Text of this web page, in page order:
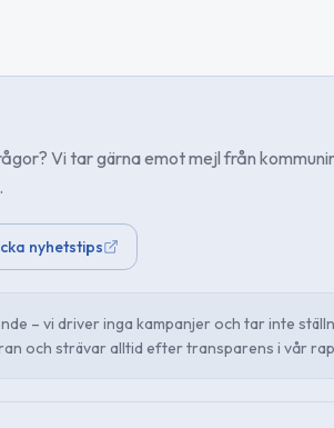
Vi tar gärna emot mejl från
nyhetstips
– vi driver inga kampanjer och tar inte
och strävar alltid efter transparens i vår